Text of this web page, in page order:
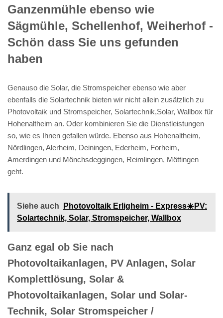
Ganzenmühle ebenso wie
Sägmühle, Schellenhof, Weiherhof -
Schön dass Sie uns gefunden
haben
Genauso die Solar, die Stromspeicher ebenso wie aber
ebenfalls die Solartechnik bieten wir nicht allein zusätzlich zu
Photovoltaik und Stromspeicher, Solartechnik,Solar, Wallbox für
Hohenaltheim an. Oder kombinieren Sie die Dienstleistungen
so, wie es Ihnen gefallen würde. Ebenso aus Hohenaltheim,
Nördlingen, Alerheim, Deiningen, Ederheim, Forheim,
Amerdingen und Mönchsdeggingen, Reimlingen, Möttingen
geht.
Siehe auch
Photovoltaik Erligheim - Express☀️PV️:
Solartechnik, Solar, Stromspeicher, Wallbox
Ganz egal ob Sie nach
Photovoltaikanlagen, PV Anlagen, Solar
Komplettlösung, Solar &
Photovoltaikanlagen, Solar und Solar-
Technik, Solar Stromspeicher /